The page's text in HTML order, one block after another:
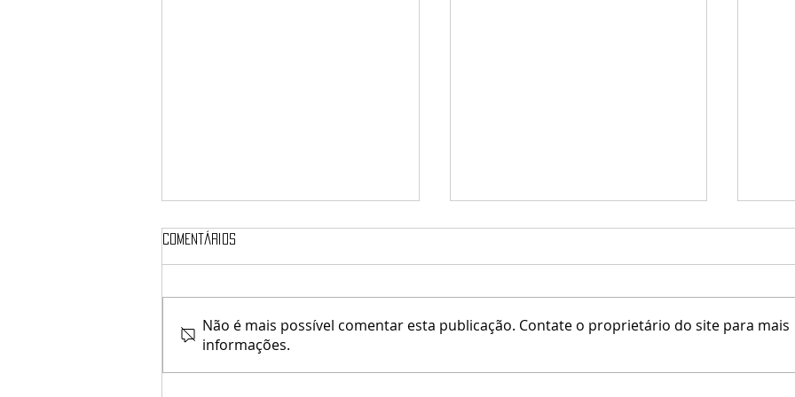
[Since1975] / Carol's Store
Erfe
Comentários
Não é mais possível comentar esta publicação. Contate o proprietário do site para mais
informações.